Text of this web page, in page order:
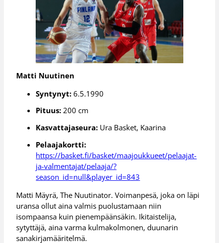
Matti Nuutinen
Syntynyt: 6.5.1990
Pituus: 200 cm
Kasvattajaseura: Ura Basket, Kaarina
Pelaajakortti:
https://basket.fi/basket/maajoukkueet/pelaajat-
ja-valmentajat/pelaaja/?
season_id=null&player_id=843
Matti Mäyrä, The Nuutinator. Voimanpesä, joka on läpi
uransa ollut aina valmis puolustamaan niin
isompaansa kuin pienempäänsäkin. Ikitaistelija,
sytyttäjä, aina varma kulmakolmonen, duunarin
sanakirjamääritelmä.